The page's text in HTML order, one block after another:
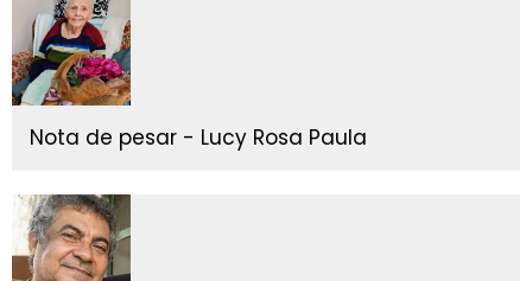
Nota de pesar - Lucy Rosa Paula